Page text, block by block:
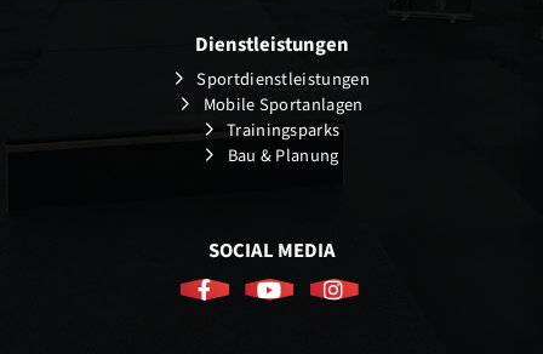
Dienstleistungen
Sportdienstleistungen
Mobile Sportanlagen
Trainingsparks
Bau & Planung
SOCIAL MEDIA